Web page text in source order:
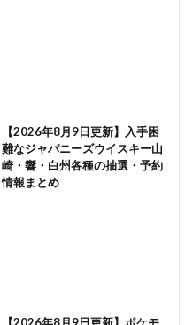
【2026年8月9日更新】入手困
難なジャパニーズウイスキー山
崎・響・白州各種の抽選・予約
情報まとめ